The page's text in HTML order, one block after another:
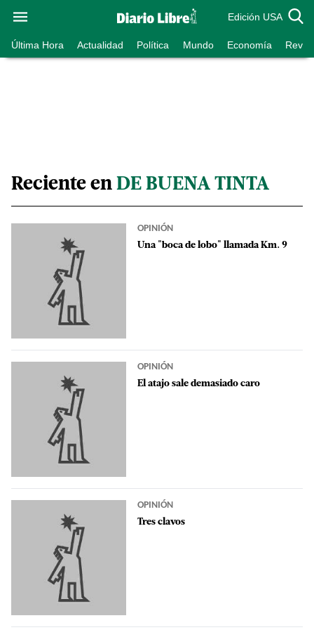
Edición USA
Última Hora Actualidad Política Mundo Economía
Reciente en DE BUENA TINTA
OPINIÓN
Una "boca de lobo" llamada Km. 9
OPINIÓN
El atajo sale demasiado caro
OPINIÓN
Tres clavos